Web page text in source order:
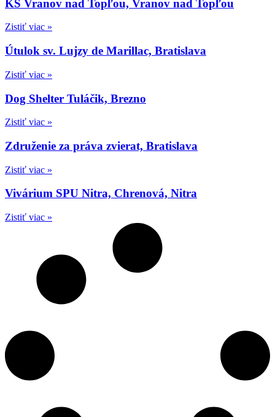
KS Vranov nad Topľou, Vranov nad Topľou
Zistiť viac »
Útulok sv. Lujzy de Marillac, Bratislava
Zistiť viac »
Dog Shelter Tuláčik, Brezno
Zistiť viac »
Združenie za práva zvierat, Bratislava
Zistiť viac »
Vivárium SPU Nitra, Chrenová, Nitra
Zistiť viac »